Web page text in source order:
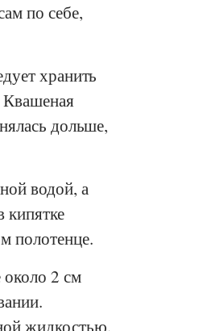
по себе,
хранить
Квашеная
дольше,
водой, а
кипятке
полотенце.
около 2 см
жидкостью.